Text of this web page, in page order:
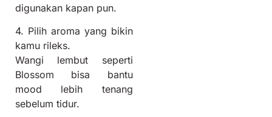
digunakan kapan pun.
4. Pilih aroma yang bikin
kamu rileks.
Wangi lembut seperti
Blossom bisa bantu
mood lebih tenang
sebelum tidur.